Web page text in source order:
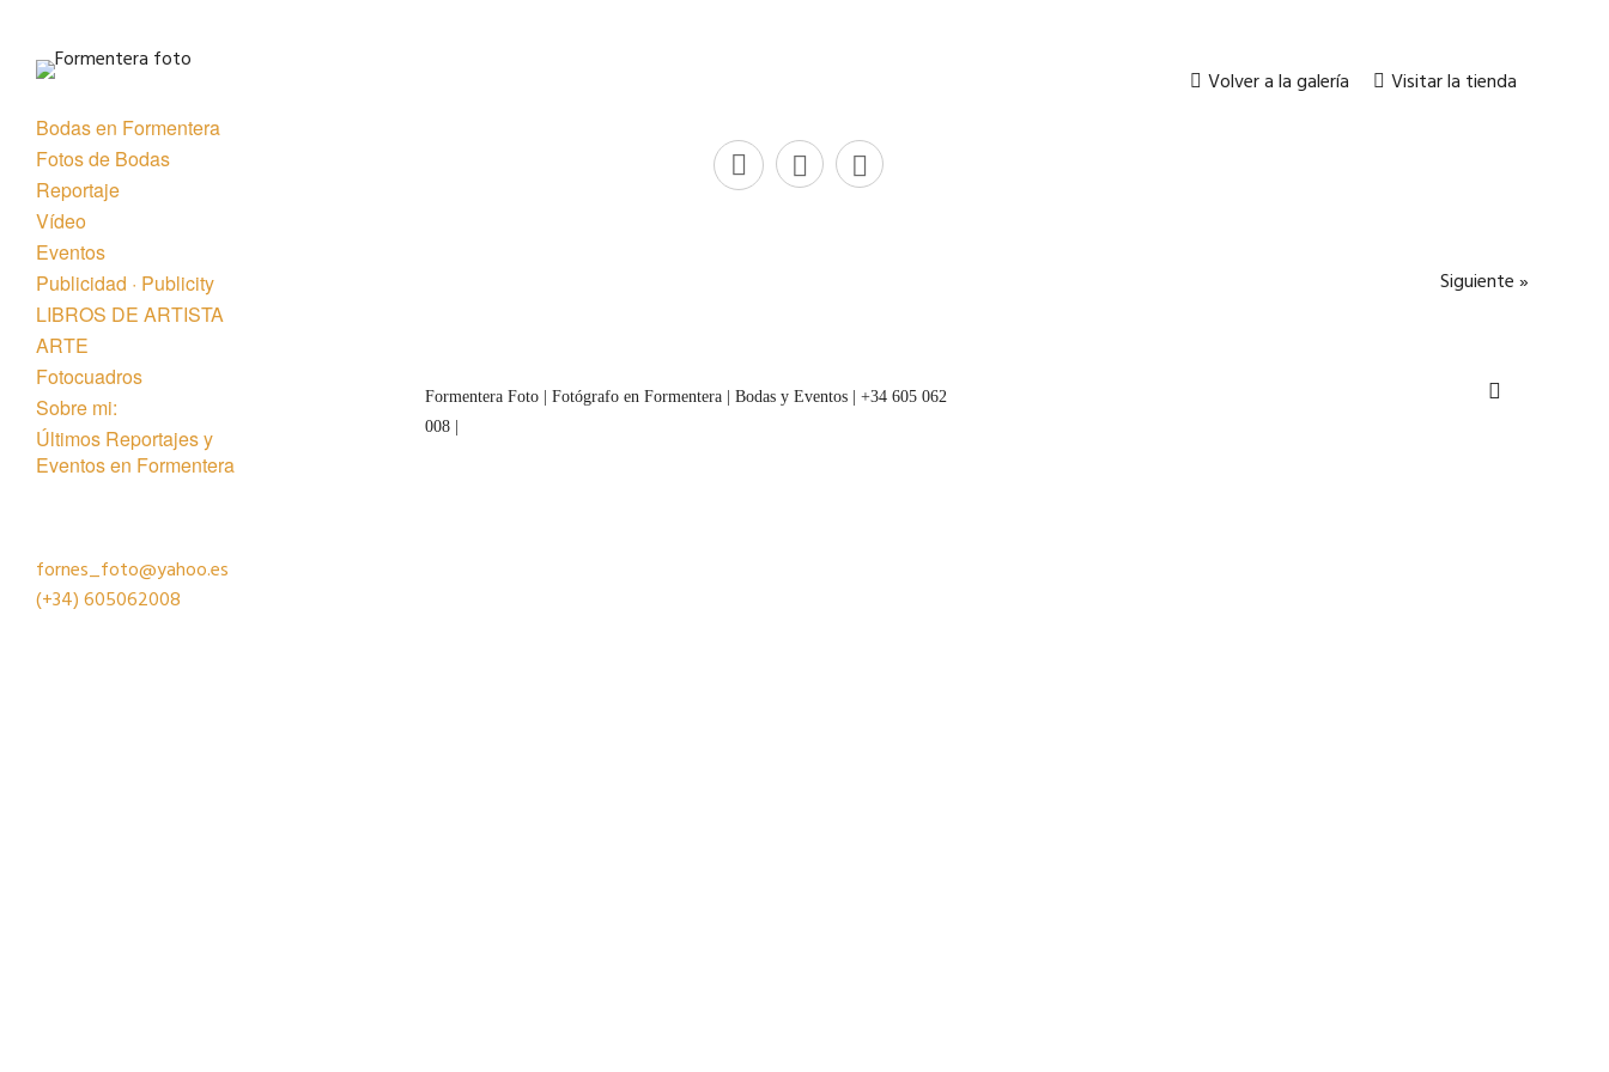
Bodas en Formentera
Fotos de Bodas
Reportaje
Vídeo
Eventos
Publicidad · Publicity
LIBROS DE ARTISTA
ARTE
Fotocuadros
Sobre mi:
Últimos Reportajes y
Eventos en Formentera
fornes_foto@yahoo.es
(+34)605062008
Volver a la galería Visitar la tienda
« Anterior Siguiente »
Formentera Foto | Fotógrafo en Formentera | Bodas y Eventos | +34 605 062
008 |